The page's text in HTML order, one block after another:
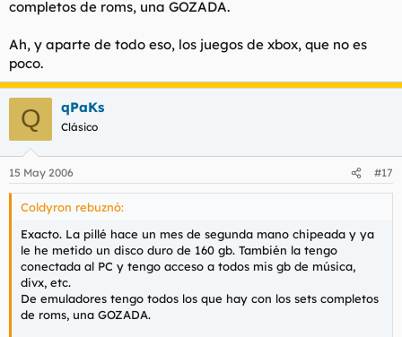
completos de roms, una GOZADA.
Ah, y aparte de todo eso, los juegos de xbox, que no es
poco.
Q qPaKs
Clásico
15 May 2006 #17
Coldyron rebuznó:
Exacto. La pillé hace un mes de segunda mano chipeada y ya
le he metido un disco duro de 160 gb. También la tengo
conectada al PC y tengo acceso a todos mis gb de música,
divx, etc.
De emuladores tengo todos los que hay con los sets completos
de roms, una GOZADA.